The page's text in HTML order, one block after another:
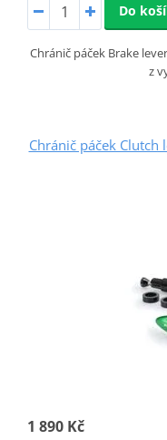
Do
Chránič páček Brake
z
Chránič páček Clutch
1 890 Kč